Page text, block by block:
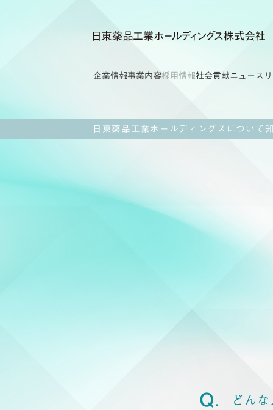
企業情報事業内容採用情報社会貢献ニュース
日東薬品工業ホールディングスについて
どん